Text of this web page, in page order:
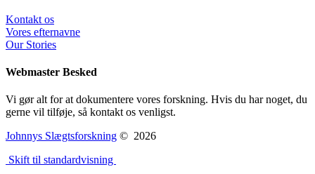
Kontakt os
Vores efternavne
Our Stories
Webmaster Besked
Vi gør alt for at dokumentere vores forskning. Hvis du har noget, du
gerne vil tilføje, så kontakt os venligst.
Johnnys Slægtsforskning © 2026
Skift til standardvisning